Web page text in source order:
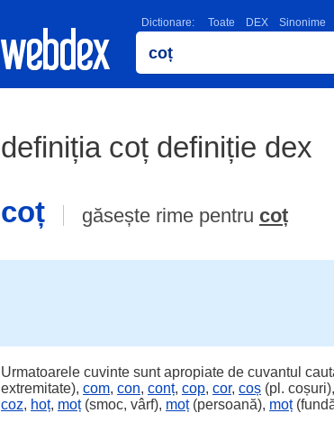
Dictionare: Toate DEX Sinonime
definiția coț definiție dex
coț
găsește rime pentru coț
Urmatoarele cuvinte sunt apropiate de cuvantul
extremitate), com, con, conț, cop, cor, coș (pl. coșuri),
coz, hoț, moț(smoc, vârf), moț(persoană), moț